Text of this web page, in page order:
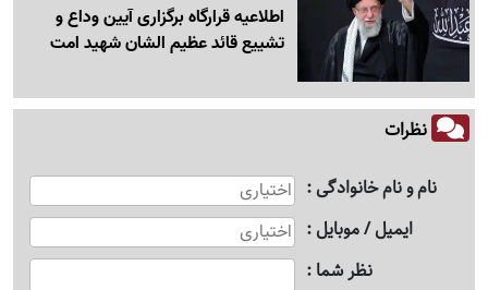
اطلاعیه قرارگاه برگزاری آیین وداع و
تشییع قائد عظیم الشان شهید امت
نظرات
نام و نام خانوادگی
ایمیل / موبایل
نظر شما